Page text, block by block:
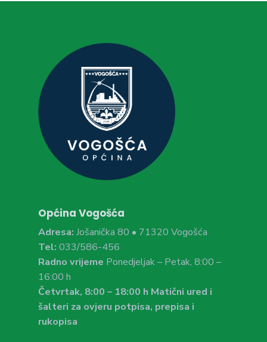
Općina Vogošća
Adresa: Jošanička 80 • 71320 Vogošća
Tel: 033/586-456
Radno vrijeme Ponedjeljak – Petak, 8:00 –
16:00 h
Četvrtak, 8:00 – 18:00 h Matični ured i
šalteri za ovjeru potpisa, prepisa i
rukopisa